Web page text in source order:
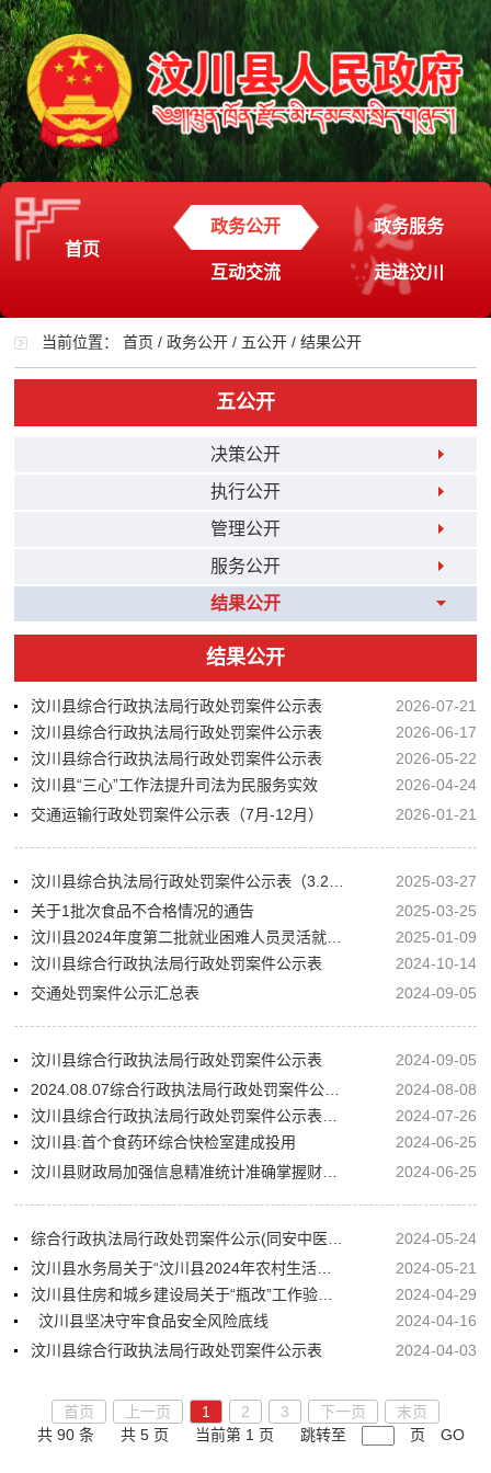
首页
政务公开 政务服务
互动交流 走进汶川
当前位置：首页 /政务公开 / 五公开 /结果公开
五公开
决策公开
执行公开
管理公开
服务公开
结果公开
结果公开
汶川县综合行政执法局行政处罚案件公示表
2026-07-21
汶川县综合行政执法局行政处罚案件公示表
2026-06-17
汶川县综合行政执法局行政处罚案件公示表
2026-05-22
汶川县“三心”工作法提升司法为民服务实效
2026-04-24
交通运输行政处罚案件公示表（7月-12月）
2026-01-21
2025-03-27
关于1批次食品不合格情况的通告
2025-03-25
2025-01-09
汶川县综合行政执法局行政处罚案件公示表
2024-10-14
交通处罚案件公示汇总表
2024-09-05
汶川县综合行政执法局行政处罚案件公示表
2024-09-05
2024-08-08
2024-07-26
汶川县:首个食药环综合快检室建成投用
2024-06-25
2024-06-25
2024-05-24
2024-05-21
2024-04-29
汶川县坚决守牢食品安全风险底线
2024-04-16
汶川县综合行政执法局行政处罚案件公示表
2024-04-03
首页 上一页 1 2 3 下一页
末页
共 90 条
共 5 页 当前第 1 页 跳转至 页 GO